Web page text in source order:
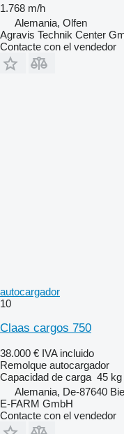
1.768 m/h
Alemania, Olfen
Agravis Technik Center
Contacte con el vendedor
autocargador
10
Claas cargos 750
38.000 € IVA incluido
Remolque autocargador
Capacidad de carga 45 kg
Alemania, De-87640
E-FARM GmbH
Contacte con el vendedor